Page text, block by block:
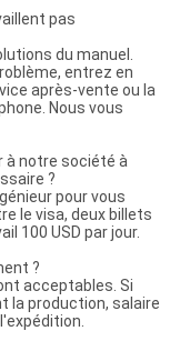
pas
du manuel.
entrez en
après-vente ou la
Nous vous
à notre société à
?
pour vous
le visa, deux billets
100 USD par jour.
?
acceptables. Si
la production, salaire